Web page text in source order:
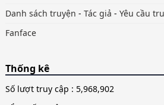
Danh sách truyện - Tác giả - Yêu cầu
Fanface
Thống kê
Số lượt truy cập : 5,968,902